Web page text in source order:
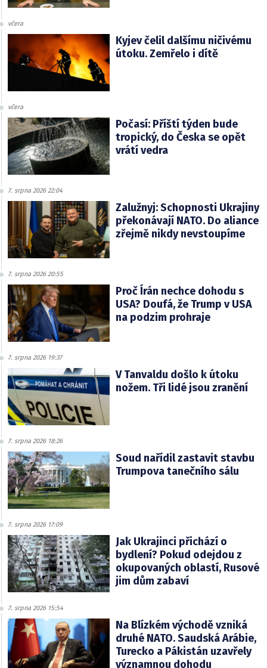
včera
Kyjev čelil dalšímu ničivému
útoku. Zemřelo i dítě
včera
Počasí: Příští týden bude
tropický, do Česka se opět
vrátí vedra
7. srpna 2026 22:04
Zalužnyj: Schopnosti Ukrajiny
překonávají NATO. Do aliance
zřejmě nikdy nevstoupíme
7. srpna 2026 20:55
Proč Írán nechce dohodu s
USA? Doufá, že Trump v USA
na podzim prohraje
7. srpna 2026 19:37
V Tanvaldu došlo k útoku
nožem. Tři lidé jsou zranění
7. srpna 2026 18:26
Soud nařídil zastavit stavbu
Trumpova tanečního sálu
7. srpna 2026 17:09
Jak Ukrajinci přichází o
bydlení? Pokud odejdou z
okupovaných oblastí, Rusové
jim dům zabaví
7. srpna 2026 15:54
Na Blízkém východě vzniká
druhé NATO. Saudská Arábie,
Turecko a Pákistán uzavřely
významnou dohodu